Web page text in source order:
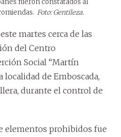
Foto: Gentileza.
martes cerca de las
del Centro
Social “Martín
localidad de Emboscada,
durante el control de
elementos prohibidos fue